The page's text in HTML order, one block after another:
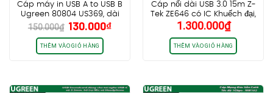
Cáp máy in USB A to USB B
Ugreen 80804 US369, dài
3m, dây dù bọc nhôm cao
cấp
150.000₫ Giá
gốc
là:
150.000₫.
130.000₫Giá
THÊM VÀO GIỎ HÀNG
Cáp nối dài USB 3.0 15m Z-
Tek ZE646 có IC Khuếch đại,
kèm nguồn 5V1A hàng
chính hãng
1.300.000₫
THÊM VÀO GIỎ HÀNG